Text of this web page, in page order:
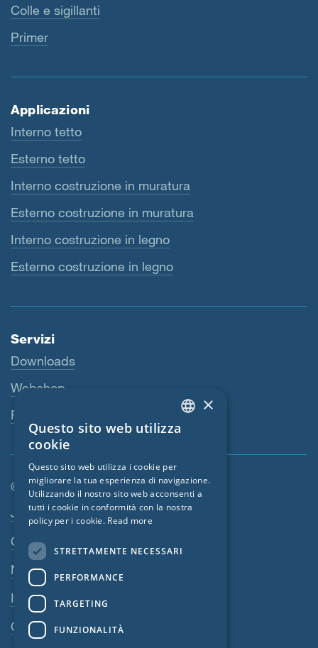
Colle e sigillanti
Primer
Applicazioni
Interno tetto
Esterno tetto
Interno costruzione in muratura
Esterno costruzione in muratura
Interno costruzione in legno
Esterno costruzione in legno
Servizi
Downloads
Webshop
Persona di riferimento
© SIGA 2026
Area di navigazione footer
Jobs
Contatto
Norme sulla privacy
Impressum
CGV
ENGLISH
FRENCH
CZECH
LATVIAN
×
Questo sito web utilizza
cookie
Questo sito web utilizza i cookie per
migliorare la tua esperienza di navigazione.
Utilizzando il nostro sito web acconsenti a
tutti i cookie in conformità con la nostra
policy per i cookie. Read more
STRETTAMENTE NECESSARI
PERFORMANCE
TARGETING
FUNZIONALITÀ